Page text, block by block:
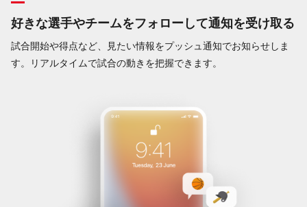
好きな選手やチームをフォローして通知を受け取る
試合開始や得点など、見たい情報をプッシュ通知でお知らせしま
す。リアルタイムで試合の動きを把握できます。